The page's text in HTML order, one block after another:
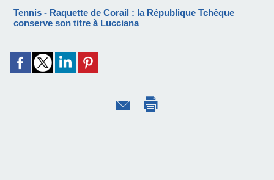
Tennis - Raquette de Corail : la République Tchèque
conserve son titre à Lucciana